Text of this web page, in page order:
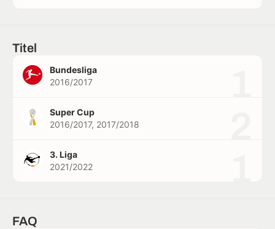
Titel
Bundesliga
2016/2017
Super Cup
2016/2017, 2017/2018
3. Liga
2021/2022
FAQ